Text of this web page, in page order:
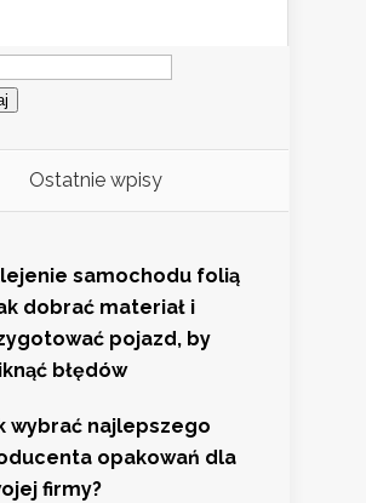
Ostatnie wpisy
samochodu folią
dobrać materiał i
pojazd, by
błędów
wybrać najlepszego
opakowań dla
firmy?